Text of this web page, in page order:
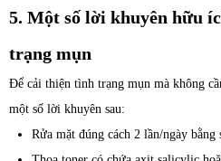
5. Một số lời khuyên hữu
trạng mụn
Để cải thiện tình trạng mụn mà không
một số lời khuyên sau:
Rửa mặt đúng cách 2 lần/ngày